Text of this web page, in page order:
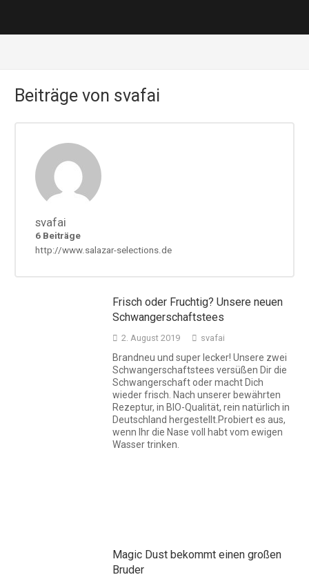
Beiträge von svafai
svafai
6 Beiträge
http://www.salazar-selections.de
Frisch oder Fruchtig? Unsere neuen
Schwangerschaftstees
2. August 2019 svafai
Brandneu und super lecker! Unsere zwei
Schwangerschaftstees versüßen Dir die
Schwangerschaft oder macht Dich
wieder frisch. Nach unserer bewährten
Rezeptur, in BIO-Qualität, rein natürlich in
Deutschland hergestellt.Probiert es aus,
wenn Ihr die Nase voll habt vom ewigen
Wasser trinken.
Magic Dust bekommt einen großen
Bruder